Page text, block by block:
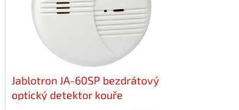
Jablotron JA-60SP bezdrátový
optický detektor kouře